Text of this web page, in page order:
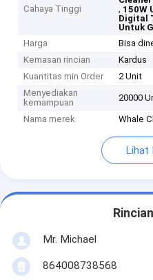
Cahaya Tinggi
, 150W
Digital
Untuk
Harga
Bisa
Kemasan rincian
Kardus
Kuantitas min Order
2 Unit
Menyediakan
kemampuan
20000
Nama merek Whale
Lihat
Mr. Michael
864008738568